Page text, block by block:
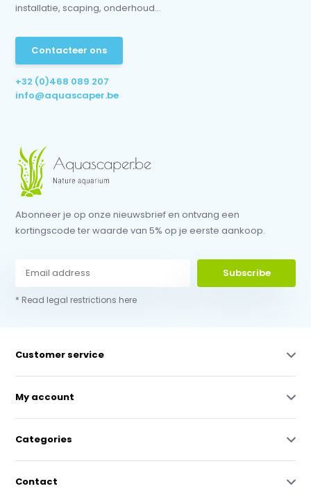
installatie, scaping, onderhoud...
Contacteer ons
+32 (0)468 089 207
info@aquascaper.be
Abonneer je op onze nieuwsbrief en ontvang een
kortingscode ter waarde van 5% op je eerste aankoop.
Subscribe
* Read legal restrictions here
Customer service
My account
Categories
Contact